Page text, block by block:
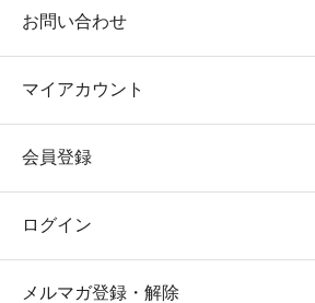
お問い合わせ
マイアカウント
会員登録
ログイン
メルマガ登録・解除